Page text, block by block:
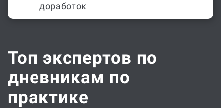
доработок
Топ экспертов по
дневникам по
практике